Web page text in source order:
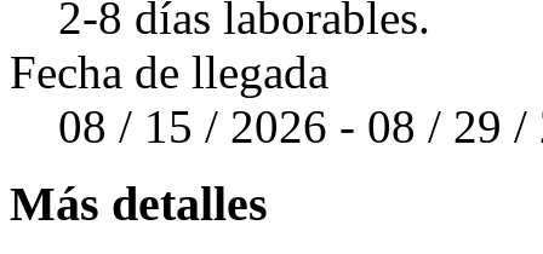
2-8 días laborables.
Fecha de llegada
08 / 15 / 2026 - 08 / 29 /
Más detalles